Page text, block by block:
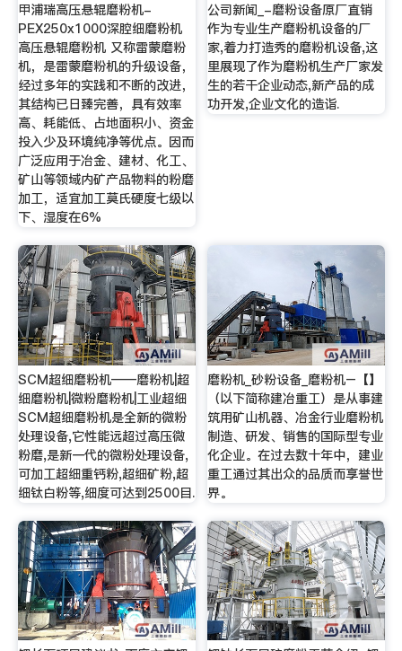
甲浦瑞高压悬辊磨粉机-
PEX250x1000深腔细磨粉机
高压悬辊磨粉机 又称雷蒙磨粉
机，是雷蒙磨粉机的升级设备，
经过多年的实践和不断的改进，
其结构已日臻完善，具有效率
高、耗能低、占地面积小、资金
投入少及环境纯净等优点。因而
广泛应用于冶金、建材、化工、
矿山等领域内矿产品物料的粉磨
加工，适宜加工莫氏硬度七级以
下、湿度在6%
公司新闻_-磨粉设备原厂直销
作为专业生产磨粉机设备的厂
家,着力打造秀的磨粉机设备,这
里展现了作为磨粉机生产厂家发
生的若干企业动态,新产品的成
功开发,企业文化的造诣.
SCM超细磨粉机——磨粉机|超
细磨粉机|微粉磨粉机|工业超细
SCM超细磨粉机是全新的微粉
处理设备,它性能远超过高压微
粉磨,是新一代的微粉处理设备,
可加工超细重钙粉,超细矿粉,超
细钛白粉等,细度可达到2500目.
磨粉机_砂粉设备_磨粉机–【】
（以下简称建冶重工）是从事建
筑用矿山机器、冶金行业磨粉机
制造、研发、销售的国际型专业
化企业。在过去数十年中，建业
重工通过其出众的品质而享誉世
界。